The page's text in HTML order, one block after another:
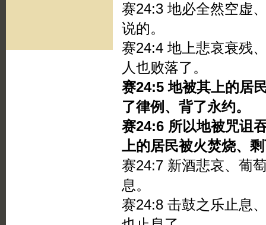
赛24:3 地必全然空虚
说的。
赛24:4 地上悲哀衰残
人也败落了。
赛24:5 地被其上的居
了律例、背了永约。
赛24:6 所以地被咒诅
上的居民被火焚烧、
赛24:7 新酒悲哀、葡
息。
赛24:8 击鼓之乐止息